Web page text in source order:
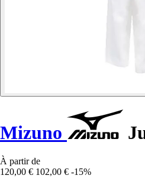
Mizuno
À partir de
120,00 € 102,00 € -15%